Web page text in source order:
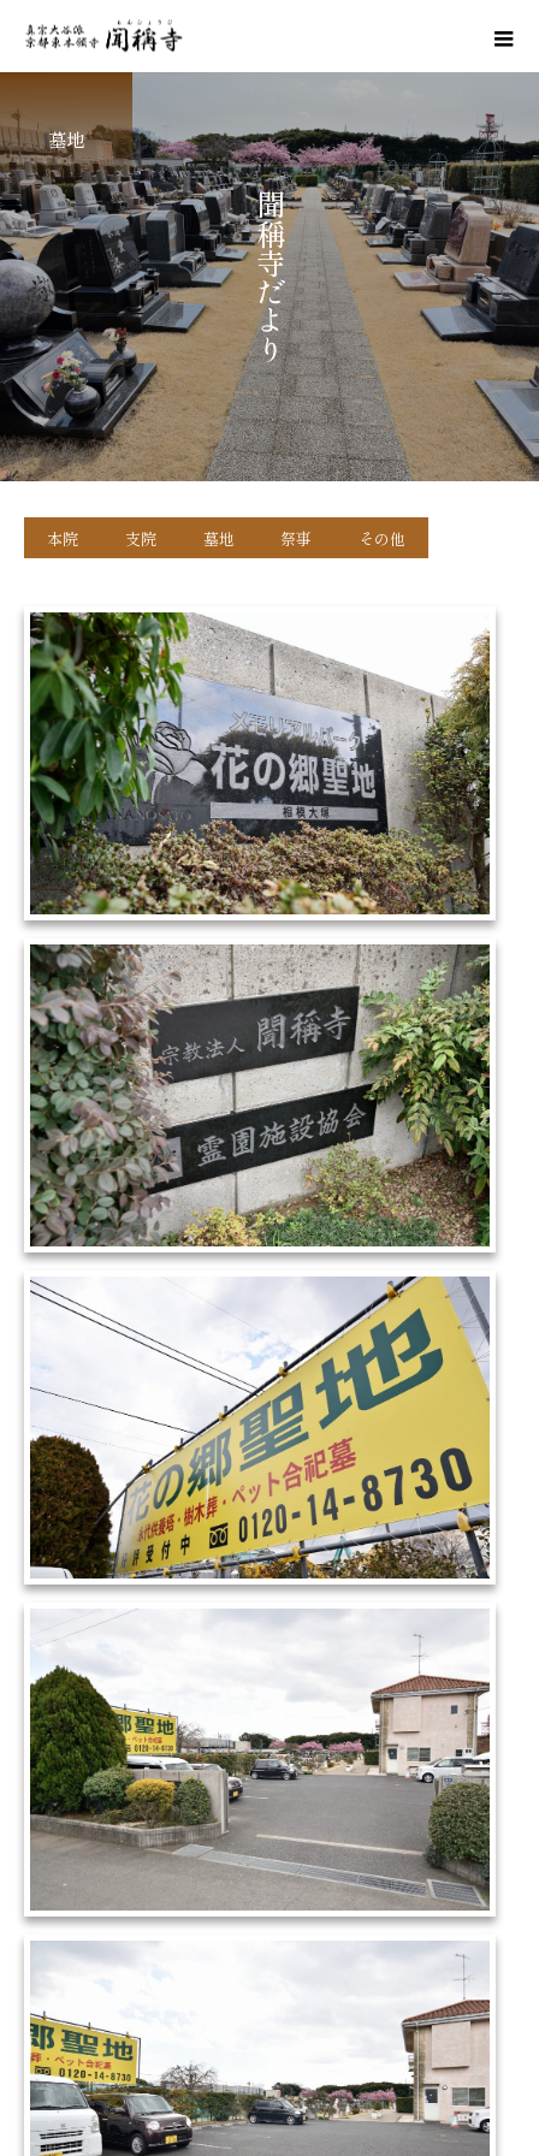
墓地
聞
稱
寺
だ
よ
り
本院 支院 墓地 祭事 その他